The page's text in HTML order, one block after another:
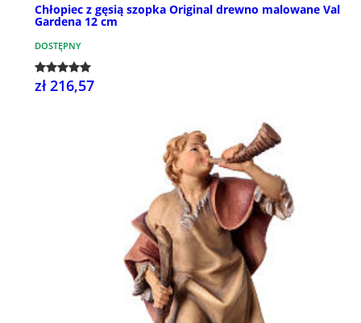
Chłopiec z gęsią szopka Original drewno malowane Val
Gardena 12 cm
DOSTĘPNY
zł 216,57